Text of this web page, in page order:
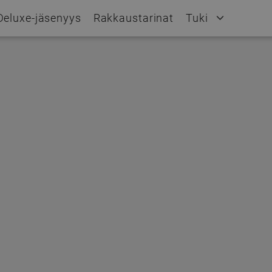
jäsenyys Rakkaustarinat Tuki